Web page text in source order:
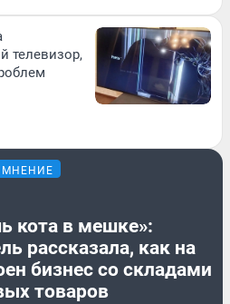
телевизор,
МНЕНИЕ
кота в мешке»:
рассказала, как на
бизнес со складами
товаров